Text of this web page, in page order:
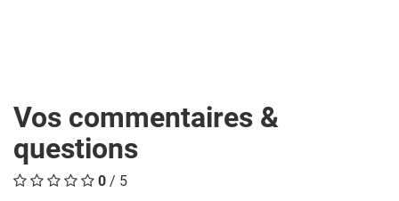
Vos commentaires &
questions
0 / 5